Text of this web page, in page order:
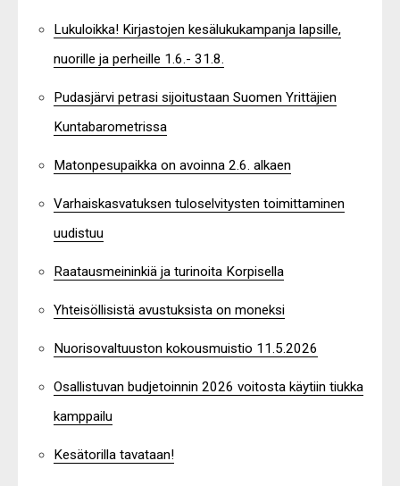
Lukuloikka! Kirjastojen kesälukukampanja lapsille,
nuorille ja perheille 1.6.- 31.8.
Pudasjärvi petrasi sijoitustaan Suomen Yrittäjien
Kuntabarometrissa
Matonpesupaikka on avoinna 2.6. alkaen
Varhaiskasvatuksen tuloselvitysten toimittaminen
uudistuu
Raatausmeininkiä ja turinoita Korpisella
Yhteisöllisistä avustuksista on moneksi
Nuorisovaltuuston kokousmuistio 11.5.2026
Osallistuvan budjetoinnin 2026 voitosta käytiin tiukka
kamppailu
Kesätorilla tavataan!